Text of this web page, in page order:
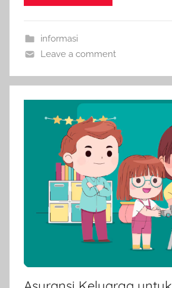
informasi
Leave a comment